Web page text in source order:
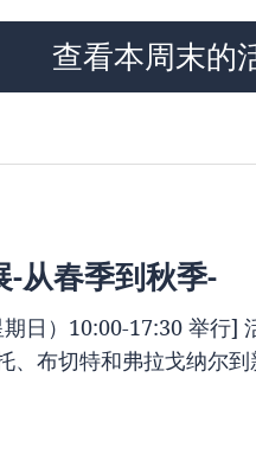
查看本周末的
-从春季到秋季-
日）10:00-17:30 举行]
、布切特和弗拉戈纳尔